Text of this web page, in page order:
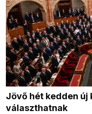
Jövő hét kedden
választhatnak